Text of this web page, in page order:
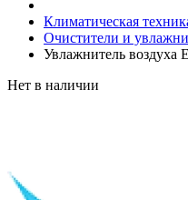
Климатическая
Очистители и
Увлажнитель воздуха
Нет в наличии